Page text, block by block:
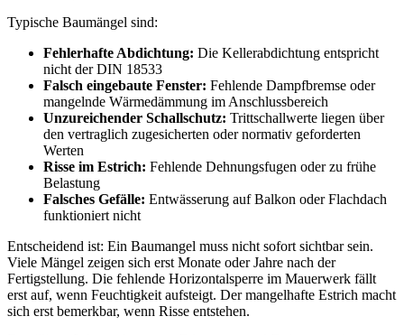
Typische Baumängel sind:
Fehlerhafte Abdichtung: Die Kellerabdichtung entspricht
nicht der DIN 18533
Falsch eingebaute Fenster: Fehlende Dampfbremse oder
mangelnde Wärmedämmung im Anschlussbereich
Unzureichender Schallschutz: Trittschallwerte liegen über
den vertraglich zugesicherten oder normativ geforderten
Werten
Risse im Estrich: Fehlende Dehnungsfugen oder zu frühe
Belastung
Falsches Gefälle: Entwässerung auf Balkon oder Flachdach
funktioniert nicht
Entscheidend ist: Ein Baumangel muss nicht sofort sichtbar sein.
Viele Mängel zeigen sich erst Monate oder Jahre nach der
Fertigstellung. Die fehlende Horizontalsperre im Mauerwerk fällt
erst auf, wenn Feuchtigkeit aufsteigt. Der mangelhafte Estrich macht
sich erst bemerkbar, wenn Risse entstehen.